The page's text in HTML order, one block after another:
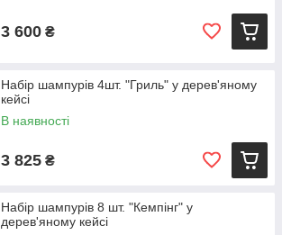
3 600 ₴
Набір шампурів 4шт. "Гриль" у дерев'яному
кейсі
В наявності
3 825 ₴
Набір шампурів 8 шт. "Кемпінг" у
дерев'яному кейсі